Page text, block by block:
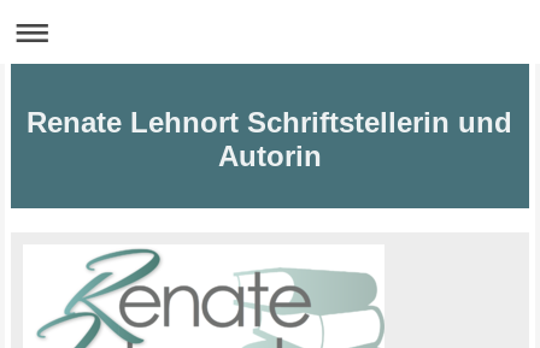
Renate Lehnort Schriftstellerin und
Autorin